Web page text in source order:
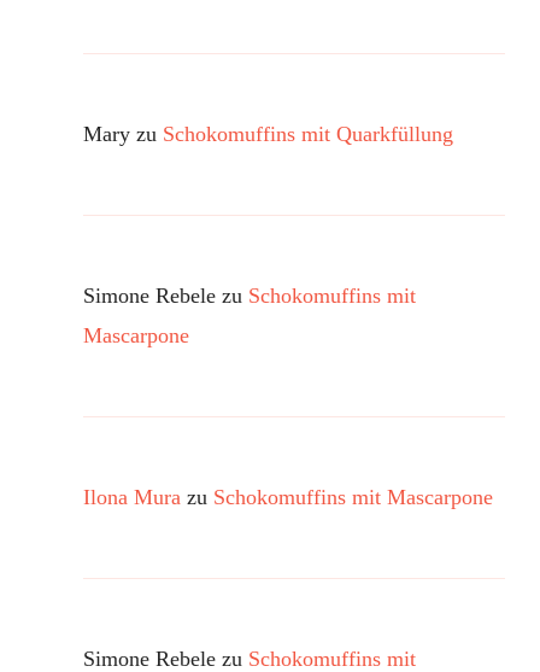
Mary zu Schokomuffins mit Quarkfüllung
Simone Rebele zu Schokomuffins mit
Mascarpone
Ilona Mura zu Schokomuffins mit Mascarpone
Simone Rebele zu Schokomuffins mit